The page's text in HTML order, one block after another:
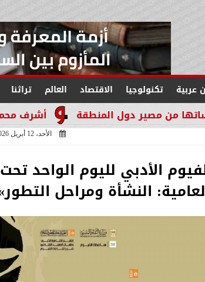
عربية تكنولوجيا الاقتصاد العالم تراثنا
أشرف محمود: مصر دول المنطقة
الأحد، 12 أبريل 2026
الأدبي لليوم الواحد
النشأة ومراحل